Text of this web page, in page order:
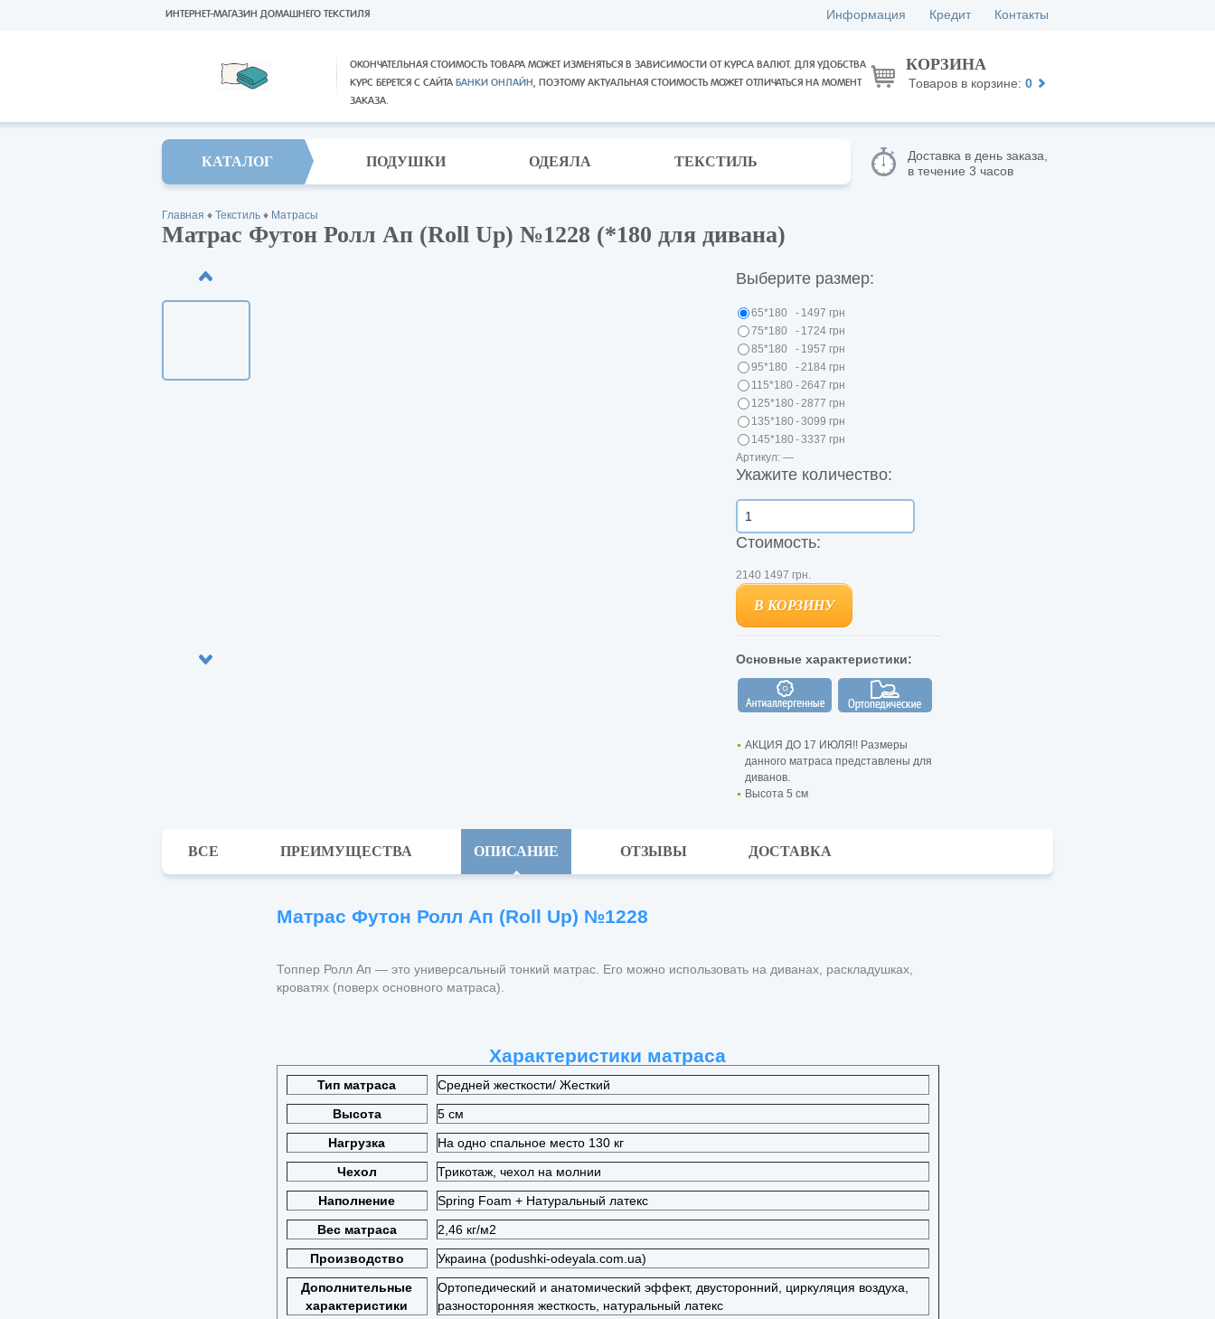
ОКОНЧАТЕЛЬНАЯ СТОИМОСТЬ ТОВАРА МОЖЕТ ИЗМЕНЯТЬСЯ В ЗАВИСИМОСТИ ОТ КУРСА ВАЛЮТ. ДЛЯ УДОБСТВА
КУРС БЕРЕТСЯ С САЙТА БАНКИ ОНЛАЙН, ПОЭТОМУ АКТУАЛЬНАЯ СТОИМОСТЬ МОЖЕТ ОТЛИЧАТЬСЯ НА МОМЕНТ
ЗАКАЗА.
ИНТЕРНЕТ-МАГАЗИН ДОМАШНЕГО ТЕКСТИЛЯ Информация Кредит Контакты
КОРЗИНА
Товаров в корзине: 0
КАТАЛОГ ПОДУШКИ ОДЕЯЛА ТЕКСТИЛЬ
Доставка в день заказа,
в течение 3 часов
Главная ♦ Текстиль ♦ Матрасы
Матрас Футон Ролл Ап (Roll Up) №1228 (*180 для дивана)
Выберите размер:
65*180 - 1497 грн
75*180
- 1724 грн
85*180
- 1957 грн
95*180
-2184 грн
115*180 -2647 грн
125*180 -2877 грн
135*180 -3099 грн
145*180 -3337 грн
Артикул: —
Укажите количество:
Стоимость:
2140 1497 грн.
В КОРЗИНУ
Основные характеристики:
АКЦИЯ ДО 17 ИЮЛЯ!! Размеры
данного матраса представлены для
диванов.
Высота 5 см
ВСЕ ПРЕИМУЩЕСТВА ОПИСАНИЕ ОТЗЫВЫ ДОСТАВКА
Матрас Футон Ролл Ап (Roll Up) №1228
Топпер Ролл Ап — это универсальный тонкий матрас. Его можно использовать на диванах, раскладушках,
кроватях (поверх основного матраса).
Характеристики матраса
Тип матраса
Средней жесткости/ Жесткий
Высота
5 см
Нагрузка
На одно спальное место 130 кг
Чехол
Трикотаж, чехол на молнии
Наполнение
Spring Foam + Натуральный латекс
Вес матраса
2,46 кг/м2
Производство
Украина (podushki-odeyala.com.ua)
Дополнительные
характеристики
Ортопедический и анатомический эффект, двусторонний, циркуляция воздуха,
разносторонняя жесткость, натуральный латекс